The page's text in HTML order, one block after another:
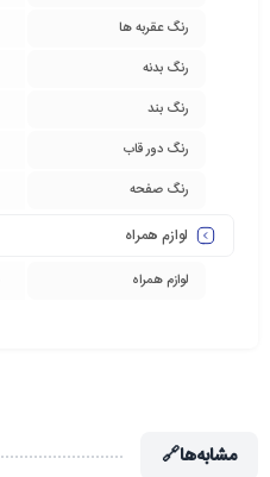
رنگ عقربه ها
رنگ بدنه
رنگ بند
رنگ دور قاب
رنگ صفحه
لوازم همراه
لوازم همراه
مشابه‌ها🔗